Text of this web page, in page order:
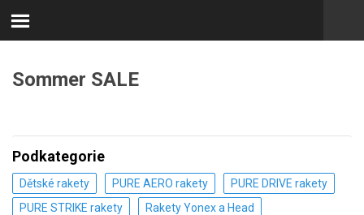
Sommer SALE
Podkategorie
Dětské rakety PURE AERO rakety
PURE DRIVE rakety
PURE STRIKE rakety
Rakety Yonex a Head